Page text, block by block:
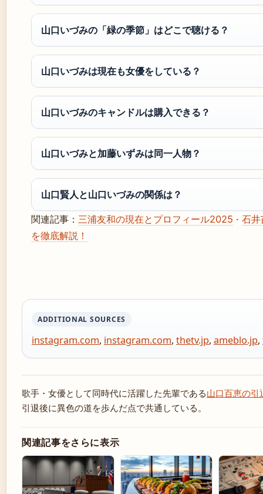
山口いづみの「緑の季節」はどこで聴ける？
山口いづみは現在も女優をしている？
山口いづみのキャンドルは購入できる？
山口いづみと加藤いずみは同一人物？
山口賢人と山口いづみの関係は？
関連記事： 三浦友和の現在とプロフィール2025 · 石井
を徹底解説！
ADDITIONAL SOURCES
instagram.com, instagram.com, thetv.jp, ameblo.jp,
歌手・女優として同時代に活躍した先輩である山口百恵の引
引退後に異色の道を歩んだ点で共通している。
関連記事をさらに表示